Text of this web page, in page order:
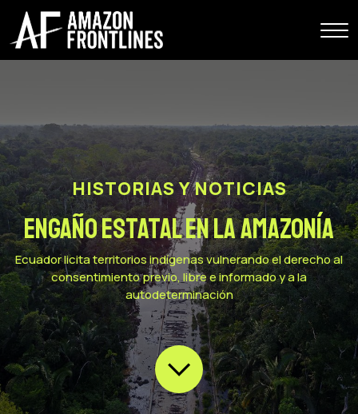
HISTORIAS Y NOTICIAS
Engaño estatal en la Amazonía
Ecuador licita territorios indígenas vulnerando el derecho al
consentimiento previo, libre e informado y a la
autodeterminación